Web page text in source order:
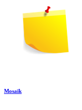
Mosaïk